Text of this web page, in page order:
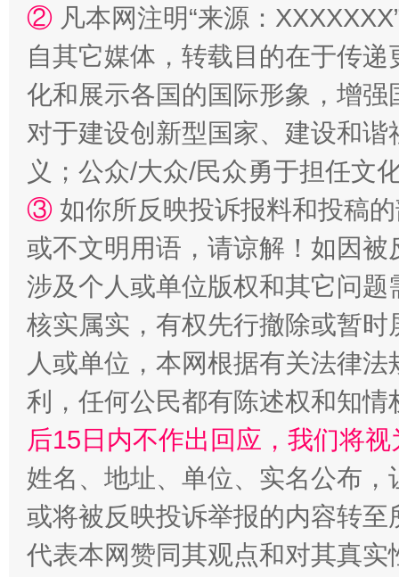
② 凡本网注明“来源：
自其它媒体，转载目的在于传
化和展示各国的国际形象，增
对于建设创新型国家、建设和
义；公众/大众/民众勇于担任文
③ 如你所反映投诉报料和投稿
或不文明用语，请谅解！如因
涉及个人或单位版权和其它问题
核实属实，有权先行撤除或暂
人或单位，本网根据有关法律
利，任何公民都有陈述权和知情
后15日内不作出回应，我们将
姓名、地址、单位、实名公布
或将被反映投诉举报的内容转
代表本网赞同其观点和对其真实